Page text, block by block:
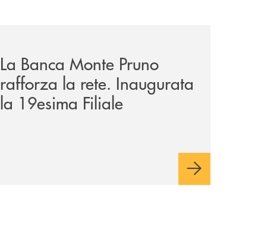
La Banca Monte Pruno
rafforza la rete. Inaugurata
la 19esima Filiale